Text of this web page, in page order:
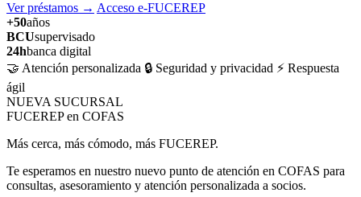
Ver préstamos → Acceso e-FUCEREP
+50años
BCUsupervisado
24hbanca digital
🤝 Atención personalizada 🔒 Seguridad y privacidad ⚡ Respuesta
ágil
NUEVA SUCURSAL
FUCEREP en COFAS
Más cerca, más cómodo, más FUCEREP.
Te esperamos en nuestro nuevo punto de atención en COFAS para
consultas, asesoramiento y atención personalizada a socios.